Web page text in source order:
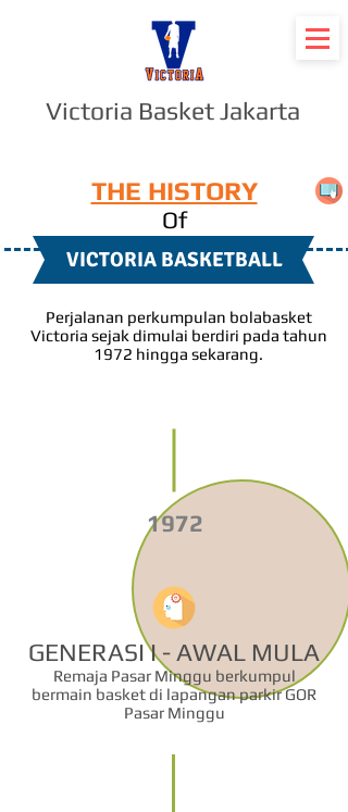
Victoria Basket Jakarta
THE HISTORY
Of
VICTORIA BASKETBALL
Perjalanan perkumpulan bolabasket
Victoria sejak dimulai berdiri pada tahun
1972 hingga sekarang.
1972
GENERASI I - AWAL MULA
Remaja Pasar Minggu berkumpul
bermain basket di lapangan parkir GOR
Pasar Minggu